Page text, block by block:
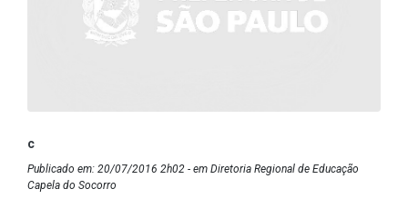
c
Publicado em: 20/07/2016 2h02 - em Diretoria Regional de Educação
Capela do Socorro